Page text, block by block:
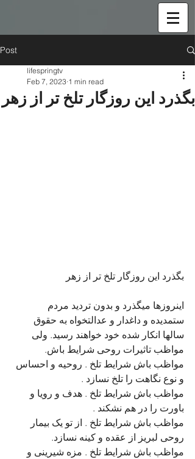
Post
بگذرد این روزگار تلخ تر از زهر
lifespringtv
Feb 7, 2023 1 min read
بگذرد این روزگار تلخ تر از زهر
اینروزها میگذرد و بدون تردید مردم
ستمدیده و داغدار و عدالتخواه به حقوق
سالها انکار شده خود خواهند رسید. ولی
مواظب تاثیرات روحی شرایط باش.
مواظب باش شرایط تلخ . روحیه و احساس
و نوع نگاهت را تلخ نسازد .
مواظب باش شرایط تلخ . هدف و رویا و
باورت را در هم نشکند .
مواظب باش شرایط تلخ . از تو یک بیمار
روحی لبریز از عقده و کینه نسازد.
مواظب باش شرایط تلخ . مزه شیرینی و